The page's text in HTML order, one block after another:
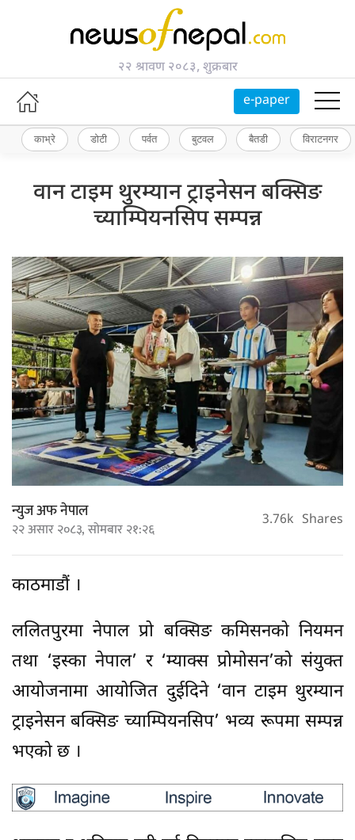
२२ श्रावण २०८३, शुक्रबार
e-paper
काभ्रे डोटी पर्वत बुटवल बैतडी विराटनगर
वान टाइम थुरम्यान ट्राइनेसन बक्सिङ
च्याम्पियनसिप सम्पन्न
न्युज अफ नेपाल
२२ असार २०८३, सोमबार २१:२६ 3.76k Shares
काठमाडौं ।
ललितपुरमा नेपाल प्रो बक्सिङ कमिसनको नियमन
तथा ‘इस्का नेपाल’ र ‘म्याक्स प्रोमोसन’को संयुक्त
आयोजनामा आयोजित दुईदिने ‘वान टाइम थुरम्यान
ट्राइनेसन बक्सिङ च्याम्पियनसिप’ भव्य रूपमा सम्पन्न
भएको छ ।